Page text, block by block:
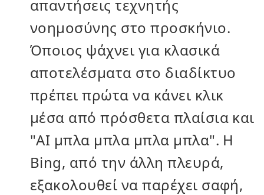
απαντήσεις τεχνητής
νοημοσύνης στο προσκήνιο.
Όποιος ψάχνει για κλασικά
αποτελέσματα στο διαδίκτυο
πρέπει πρώτα να κάνει κλικ
μέσα από πρόσθετα πλαίσια και
"AI μπλα μπλα μπλα μπλα". Η
Bing, από την άλλη πλευρά,
εξακολουθεί να παρέχει σαφή,